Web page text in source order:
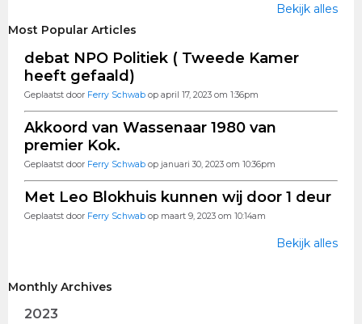
Bekijk alles
Most Popular Articles
debat NPO Politiek ( Tweede Kamer
heeft gefaald)
Geplaatst door Ferry Schwab op april 17, 2023 om 1:36pm
Akkoord van Wassenaar 1980 van
premier Kok.
Geplaatst door Ferry Schwab op januari 30, 2023 om 10:36pm
Met Leo Blokhuis kunnen wij door 1 deur
Geplaatst door Ferry Schwab op maart 9, 2023 om 10:14am
Bekijk alles
Monthly Archives
2023